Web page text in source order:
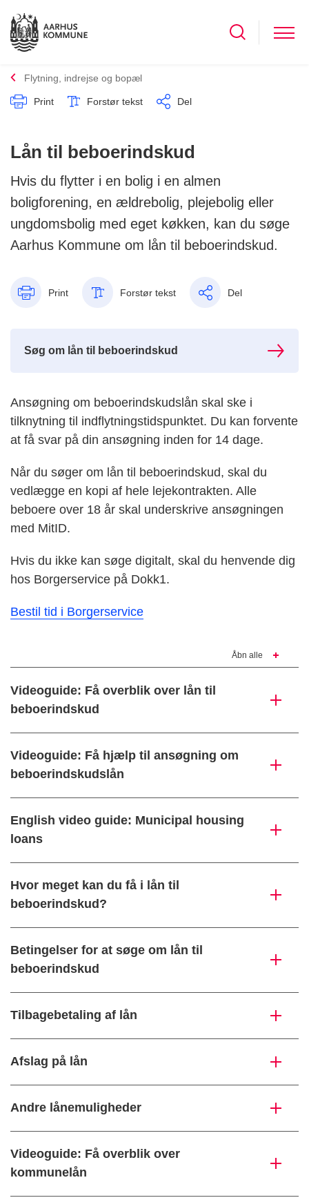
Flytning, indrejse og bopæl
Print Forstør tekst Del
Lån til beboerindskud
Hvis du flytter i en bolig i en almen
boligforening, en ældrebolig, plejebolig eller
ungdomsbolig med eget køkken, kan du søge
Aarhus Kommune om lån til beboerindskud.
Print Forstør tekst Del
Søg om lån til beboerindskud
Ansøgning om beboerindskudslån skal ske i
tilknytning til indflytningstidspunktet. Du kan forvente
at få svar på din ansøgning inden for 14 dage.
Når du søger om lån til beboerindskud, skal du
vedlægge en kopi af hele lejekontrakten. Alle
beboere over 18 år skal underskrive ansøgningen
med MitID.
Hvis du ikke kan søge digitalt, skal du henvende dig
hos Borgerservice på Dokk1.
Bestil tid i Borgerservice
Åbn alle
Videoguide: Få overblik over lån til
beboerindskud
Videoguide: Få hjælp til ansøgning om
beboerindskudslån
English video guide: Municipal housing
loans
Hvor meget kan du få i lån til
beboerindskud?
Betingelser for at søge om lån til
beboerindskud
Tilbagebetaling af lån
Afslag på lån
Andre lånemuligheder
Videoguide: Få overblik over
kommunelån